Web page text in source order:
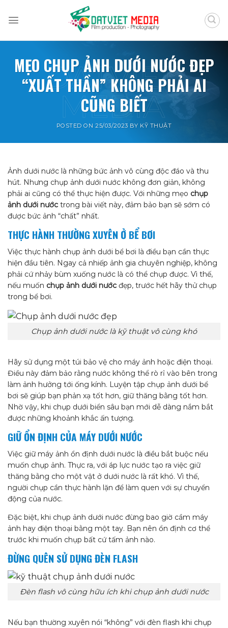
MẸO CHỤP ẢNH DƯỚI NƯỚC ĐẸP
“XUẤT THẦN” KHÔNG PHẢI AI
CŨNG BIẾT
POSTED ON25/03/2023 BY KỸ THUẬT
Ảnh dưới nước là những bức ảnh vô cùng độc đáo và thu
hút. Nhưng chụp ảnh dưới nước không đơn giản, không
phải ai cũng có thể thực hiện được. Với những mẹo chụp
ảnh dưới nước trong bài viết này, đảm bảo bạn sẽ sớm có
được bức ảnh “chất” nhất.
THỰC HÀNH THƯỜNG XUYÊN Ở BỂ BƠI
Việc thực hành chụp ảnh dưới bể bơi là điều bạn cần thực
hiện đầu tiên. Ngay cả nhiếp ảnh gia chuyên nghiệp, không
phải cứ nhảy bùm xuống nước là có thể chụp được. Vì thế,
nếu muốn chụp ảnh dưới nước đẹp, trước hết hãy thử chụp
trong bể bơi.
Chụp ảnh dưới nước là kỹ thuật vô cùng khó
Hãy sử dụng một túi bảo vệ cho máy ảnh hoặc điện thoại.
Điều này đảm bảo rằng nước không thể rò rỉ vào bên trong
làm ảnh hưởng tới ống kính. Luyện tập chụp ảnh dưới bể
bơi sẽ giúp bạn phản xạ tốt hơn, giữ thăng bằng tốt hơn.
Nhờ vậy, khi chụp dưới biển sâu bạn mới dễ dàng nắm bắt
được những khoảnh khắc ấn tượng.
GIỮ ỔN ĐỊNH CỦA MÁY DƯỚI NƯỚC
Việc giữ máy ảnh ổn định dưới nước là điều bắt buộc nếu
muốn chụp ảnh. Thực ra, với áp lực nước tạo ra việc giữ
thăng bằng cho một vật ở dưới nước là rất khó. Vì thế,
người chụp cần thực hành lặn để làm quen với sự chuyển
động của nước.
Đặc biệt, khi chụp ảnh dưới nước đừng bao giờ cầm máy
ảnh hay điện thoại bằng một tay. Bạn nên ổn định cơ thể
trước khi muốn chụp bất cứ tấm ảnh nào.
ĐỪNG QUÊN SỬ DỤNG ĐÈN FLASH
Đèn flash vô cùng hữu ích khi chụp ảnh dưới nước
Nếu bạn thường xuyên nói “không” với đèn flash khi chụp